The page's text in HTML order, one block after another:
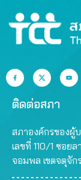
ติดต่อสภา
สภาองค์กรของผู้
เลขที่ 110/1 ซอย
จอมพล เขตจตุจั